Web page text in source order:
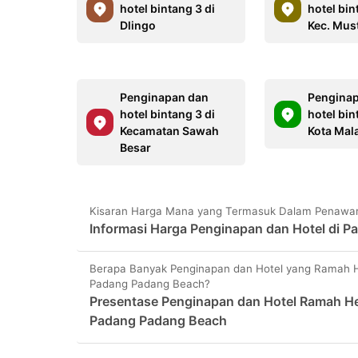
hotel bintang 3 di
Dlingo
hotel
Kec.
Penginapan dan
hotel bintang 3 di
Kecamatan Sawah
Besar
hotel
Kota
Kisaran Harga Mana yang Termasuk Dalam
Informasi Harga Penginapan dan Hotel di
Berapa Banyak Penginapan dan Hotel yang Ramah
Padang Padang Beach?
Presentase Penginapan dan Hotel Ramah
Padang Padang Beach